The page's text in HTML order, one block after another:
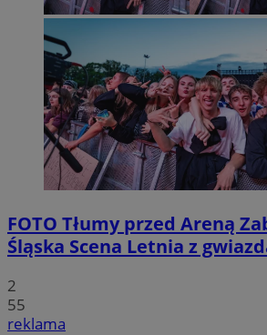
FOTO Tłumy przed Areną
Śląska Scena Letnia z
2
55
reklama